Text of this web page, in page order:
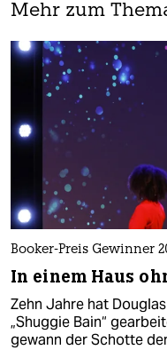
Mehr zum
Booker-Preis Gewinner
In einem Haus
Zehn Jahre hat
„Shuggie Bain“
gewann der Schotte